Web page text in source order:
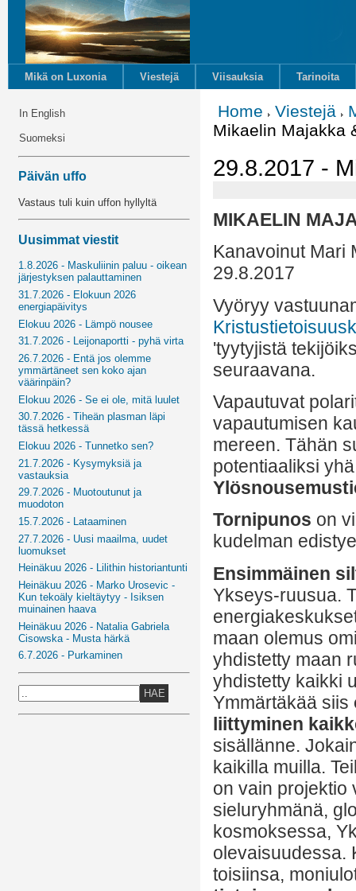
Mikä on Luxonia Viestejä Viisauksia Tarinoita
In English
Suomeksi
Päivän uffo
Vastaus tuli kuin uffon hyllyltä
Uusimmat viestit
1.8.2026 - Maskuliinin paluu - oikean
järjestyksen palauttaminen
31.7.2026 - Elokuun 2026
energiapäivitys
Elokuu 2026 - Lämpö nousee
31.7.2026 - Leijonaportti - pyhä virta
26.7.2026 - Entä jos olemme
ymmärtäneet sen koko ajan
väärinpäin?
Elokuu 2026 - Se ei ole, mitä luulet
30.7.2026 - Tiheän plasman läpi
tässä hetkessä
Elokuu 2026 - Tunnetko sen?
21.7.2026 - Kysymyksiä ja
vastauksia
29.7.2026 - Muotoutunut ja
muodoton
15.7.2026 - Lataaminen
27.7.2026 - Uusi maailma, uudet
luomukset
Heinäkuu 2026 - Lilithin historiantunti
Heinäkuu 2026 - Marko Urosevic -
Kun tekoäly kieltäytyy - Isiksen
muinainen haava
Heinäkuu 2026 - Natalia Gabriela
Cisowska - Musta härkä
6.7.2026 - Purkaminen
HAE
Home Viestejä
Mikaelin Majakka
29.8.2017 -
MIKAELIN
Kanavoinut Mari
29.8.2017
Vyöryy
'tyytyjistä
seuraavana.
Vapautuvat
vapautumisen
mereen. Tähän
potentiaaliksi
Tornipunos on
kudelman
Ensimmäinen
Ykseys-ruusua.
maan olemus
yhdistetty maan
yhdistetty kaikki
Ymmärtäkää siis
liittyminen
sisällänne.
kaikilla muilla.
on vain projektio
sieluryhmänä,
kosmoksessa,
olevaisuudessa.
toisiinsa,